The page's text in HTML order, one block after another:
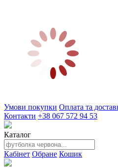
Умови покупки Оплата та
Контакти +38 067 572 94 53
Каталог
Кабінет Обране Кошик